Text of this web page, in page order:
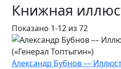
Книжная
Показано 1-12 из 72
Александр Бубнов ––